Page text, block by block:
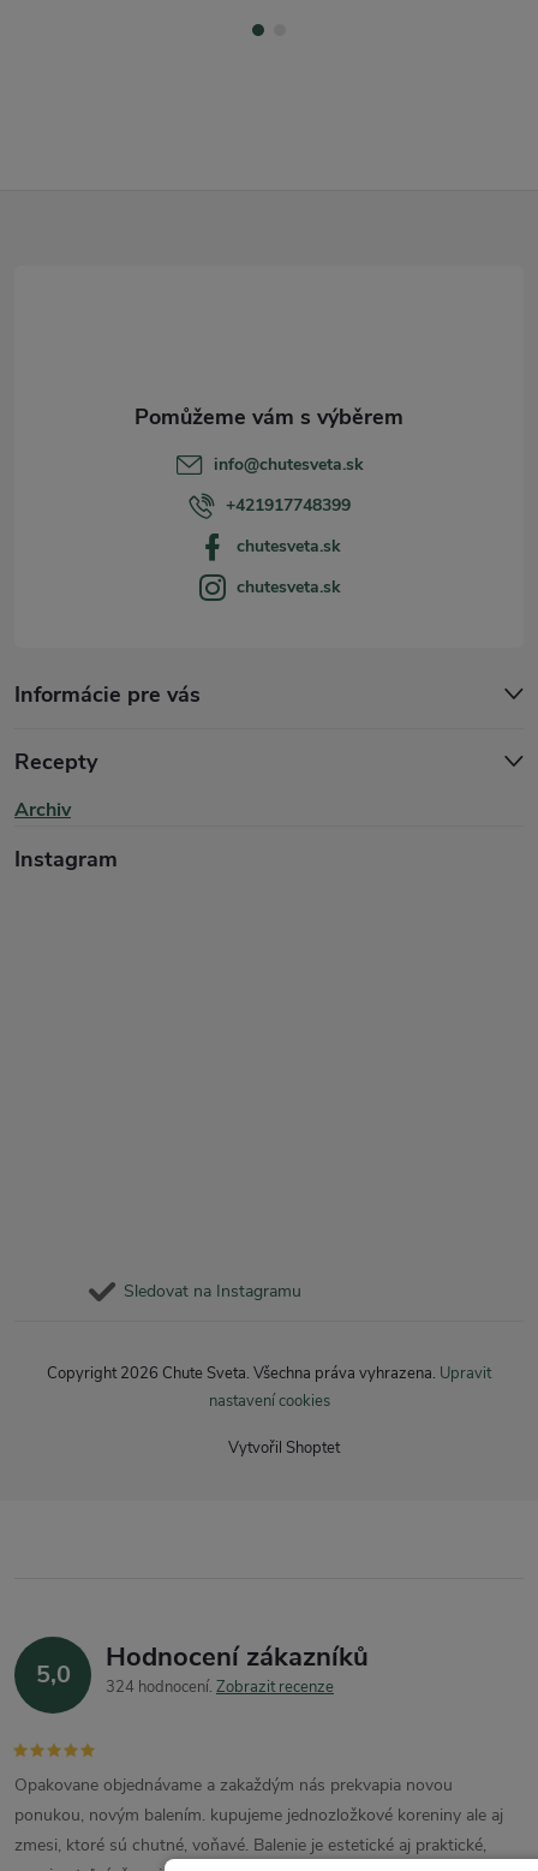
info@chutesveta.sk
+421917748399
chutesveta.sk
chutesveta.sk
Informácie pre vás
Recepty
Archiv
Instagram
Sledovat na Instagramu
Vytvořil Shoptet
Copyright 2026 Chute Sveta. Všechna práva vyhrazena. Upravit
nastavení cookies
5,0 Hodnocení zákazníků
324 hodnocení Zobrazit recenze
Opakovane objednávame a zakaždým nás prekvapia novou
ponukou, novým balením. kupujeme jednozložkové koreniny ale aj
zmesi, ktoré sú chutné, voňavé. Balenie je estetické aj praktické,